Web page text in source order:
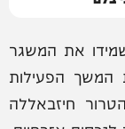
את המשגר
הפעילות
חיזבאללה